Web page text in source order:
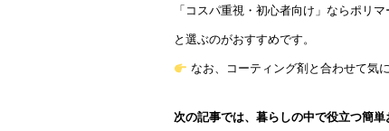
「コスパ重視・初心者向け」ならポリマ
と選ぶのがおすすめです。
なお、コーティング剤と合わせて気
次の記事では、暮らしの中で役立つ簡単